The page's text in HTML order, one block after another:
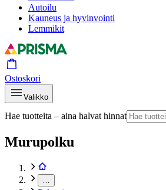
Autoilu
Kauneus ja hyvinvointi
Lemmikit
Ostoskori
Valikko
Hae tuotteita – aina halvat hinnat
Murupolku